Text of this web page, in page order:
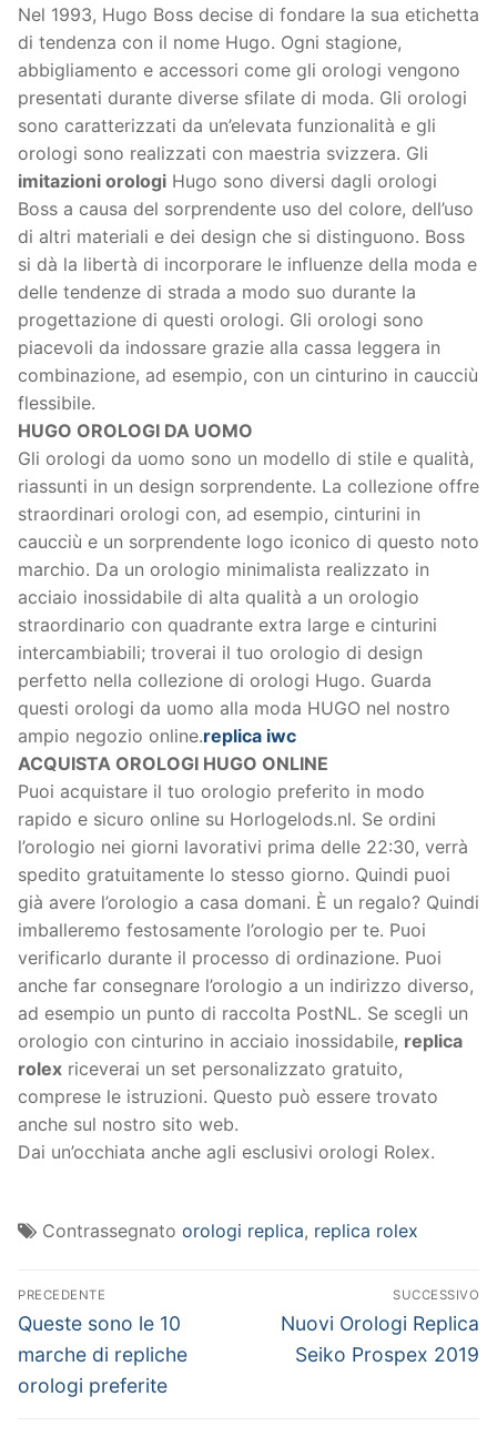
Nel 1993, Hugo Boss decise di fondare la sua etichetta
di tendenza con il nome Hugo. Ogni stagione,
abbigliamento e accessori come gli orologi vengono
presentati durante diverse sfilate di moda. Gli orologi
sono caratterizzati da un’elevata funzionalità e gli
orologi sono realizzati con maestria svizzera. Gli
imitazioni orologi Hugo sono diversi dagli orologi
Boss a causa del sorprendente uso del colore, dell’uso
di altri materiali e dei design che si distinguono. Boss
si dà la libertà di incorporare le influenze della moda e
delle tendenze di strada a modo suo durante la
progettazione di questi orologi. Gli orologi sono
piacevoli da indossare grazie alla cassa leggera in
combinazione, ad esempio, con un cinturino in caucciù
flessibile.
HUGO OROLOGI DA UOMO
Gli orologi da uomo sono un modello di stile e qualità,
riassunti in un design sorprendente. La collezione offre
straordinari orologi con, ad esempio, cinturini in
caucciù e un sorprendente logo iconico di questo noto
marchio. Da un orologio minimalista realizzato in
acciaio inossidabile di alta qualità a un orologio
straordinario con quadrante extra large e cinturini
intercambiabili; troverai il tuo orologio di design
perfetto nella collezione di orologi Hugo. Guarda
questi orologi da uomo alla moda HUGO nel nostro
ampio negozio online.replica iwc
ACQUISTA OROLOGI HUGO ONLINE
Puoi acquistare il tuo orologio preferito in modo
rapido e sicuro online su Horlogelods.nl. Se ordini
l’orologio nei giorni lavorativi prima delle 22:30, verrà
spedito gratuitamente lo stesso giorno. Quindi puoi
già avere l’orologio a casa domani. È un regalo? Quindi
imballeremo festosamente l’orologio per te. Puoi
verificarlo durante il processo di ordinazione. Puoi
anche far consegnare l’orologio a un indirizzo diverso,
ad esempio un punto di raccolta PostNL. Se scegli un
orologio con cinturino in acciaio inossidabile, replica
rolex riceverai un set personalizzato gratuito,
comprese le istruzioni. Questo può essere trovato
anche sul nostro sito web.
Dai un’occhiata anche agli esclusivi orologi Rolex.
Contrassegnato orologi replica, replica rolex
Navigazione
articoli
PRECEDENTE
Articolo
precedente:
Queste sono le 10
marche di repliche
orologi preferite
SUCCESSIVO
Articolo
successivo:
Nuovi Orologi Replica
Seiko Prospex 2019